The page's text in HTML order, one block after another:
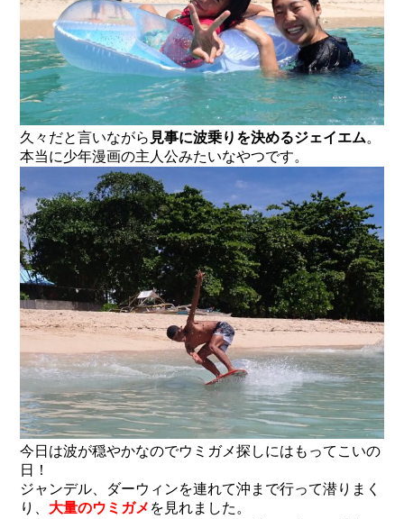
久々だと言いながら 見事に波乗りを決めるジェイエム。
本当に少年漫画の主人公みたいなやつです。
今日は波が穏やかなのでウミガメ探しにはもってこいの
日！
ジャンデル、ダーウィンを連れて沖まで行って潜りまく
り、 大量のウミガメ を見れました。